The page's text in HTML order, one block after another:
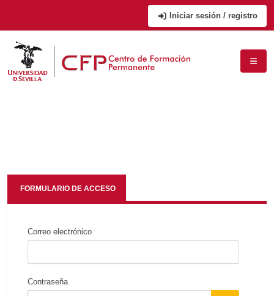
Iniciar sesión / registro
FORMULARIO DE ACCESO
Correo electrónico
Contraseña